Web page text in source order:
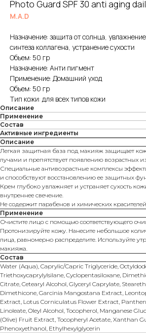
Photo Guard SPF 30 anti aging
M.A.D
Назначение: защита от солнца,
синтеза коллагена, устранение сухости
Объем: 50 гр
Назначение: Анти пигмент
Применение: Домашний уход
Объем: 50 гр
Тип кожи: для всех типов кожи
Описание
Применение
Состав
Активные ингредиенты
Описание
Легкая защитная база под макияж защищает
лучами и препятствует появлению возрастных
Специальные антивозрастные комплексы
и способствуют восстановлению ее защитных
Крем глубоко увлажняет и устраняет сухость
внутреннее свечение.
Не содержит парабенов и химических
Применение
Очистите лицо с помощью соответствующего
Протонизируйте кожу. Нанесите небольшое
лица, равномерно распределите. Используйте
макияжа.
Состав
Water (Aqua), Caprylic/Capric Triglyceride,
Triethoxycaprylylsilane, Cyclopentasiloxane,
Citrate, Cetearyl Alcohol, Glyceryl Caprylate,
Dimethicone, Garcinia Mangostana Extract,
Extract, Lotus Corniculatus Flower Extract,
Linoleate, Oleyl Alcohol, Tocopherol, Manganese
(Olive) Fruit Extract, Tocopheryl Acetate, Xanthan
Phenoxyethanol, Ethylhexylglycerin